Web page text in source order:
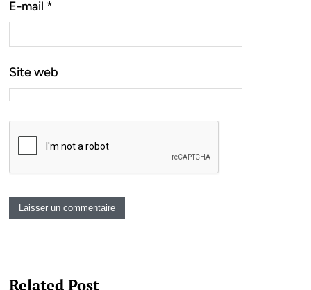
E-mail *
Site web
Related Post